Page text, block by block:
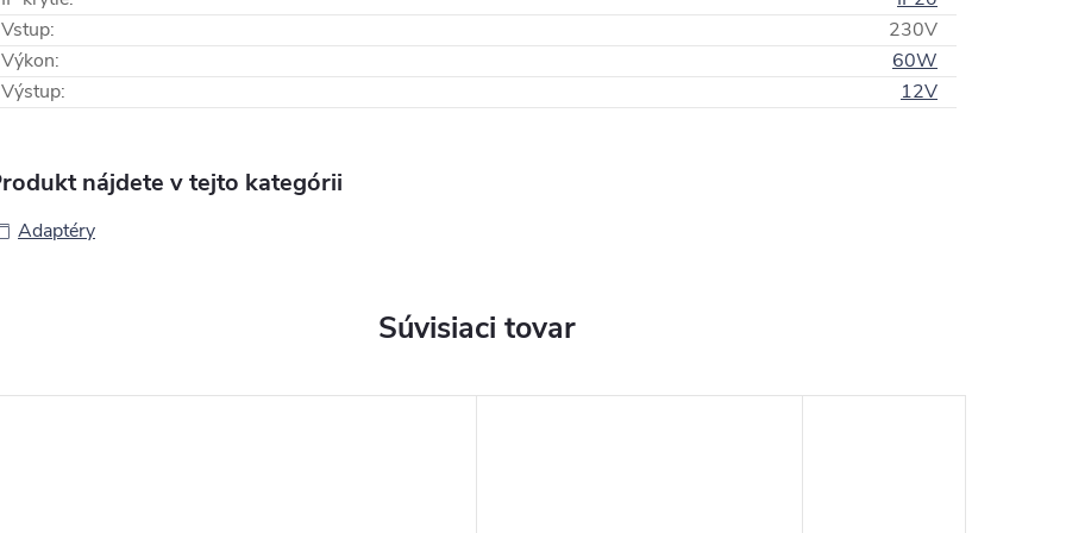
Vstup:
230V
Výkon:
60W
Výstup: 12V
nájdete v tejto kategórii
Adaptéry
Súvisiaci tovar